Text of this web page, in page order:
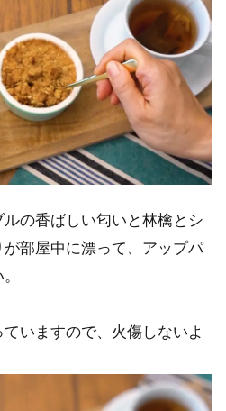
の香ばしい匂いと林檎とシ
部屋中に漂って、アップパ
いますので、火傷しないよ